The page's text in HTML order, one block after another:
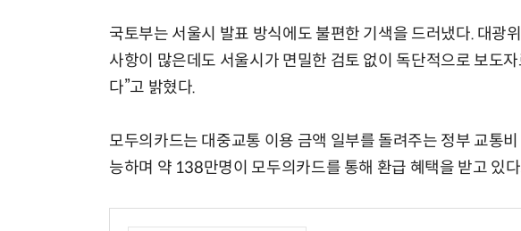
국토부는 서울시 발표 방식에도 불편한 기색을 드러냈다. 대광
사항이 많은데도 서울시가 면밀한 검토 없이 독단적으로 보도
다”고 밝혔다.
모두의카드는 대중교통 이용 금액 일부를 돌려주는 정부 교통
능하며 약 138만명이 모두의카드를 통해 환급 혜택을 받고 있